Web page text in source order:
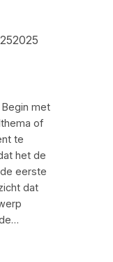
met
of
te
het de
eerste
dat